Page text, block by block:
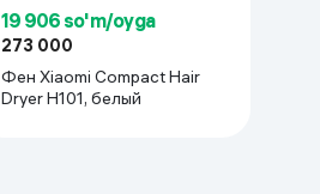
19 906 so'm/oyga
273 000
Фен Xiaomi Compact Hair
Dryer H101, белый